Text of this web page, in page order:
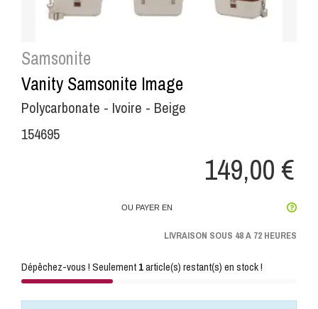
Samsonite
Vanity Samsonite Image
Polycarbonate - Ivoire - Beige
154695
149,00 €
OU PAYER EN
LIVRAISON SOUS 48 A 72 HEURES
Dépêchez-vous ! Seulement1article(s) restant(s) en stock !